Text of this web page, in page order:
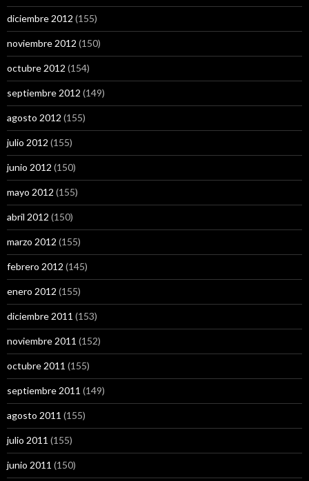
diciembre 2012 (155)
noviembre 2012 (150)
octubre 2012 (154)
septiembre 2012 (149)
agosto 2012 (155)
julio 2012 (155)
junio 2012 (150)
mayo 2012 (155)
abril 2012 (150)
marzo 2012 (155)
febrero 2012 (145)
enero 2012 (155)
diciembre 2011 (153)
noviembre 2011 (152)
octubre 2011 (155)
septiembre 2011 (149)
agosto 2011 (155)
julio 2011 (155)
junio 2011 (150)